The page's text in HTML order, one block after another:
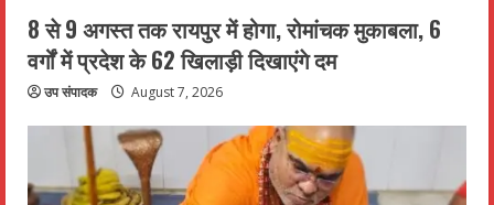
8 से 9 अगस्त तक रायपुर में होगा, रोमांचक मुकाबला, 6
वर्गों में प्रदेश के 62 खिलाड़ी दिखाएंगे दम
उप संपादक August 7, 2026